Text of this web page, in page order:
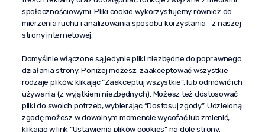
“Propaganda"
al. Komisji Edukacji Narodowej 51/U5
02-797 Warszawa
Pomoc
Dostawa
Moje konto
O firmie
społecznościowymi. Pliki cookie wykorzystujemy również do
mierzenia ruchu i analizowania sposobu korzystania z naszej
strony internetowej.
Domyślnie włączone są jedynie pliki niezbędne do poprawnego
działania strony. Poniżej możesz zaakceptować wszystkie
rodzaje plików, klikając “Zaakceptuj wszystkie”, lub odmówić ich
używania (z wyjątkiem niezbędnych). Możesz też dostosować
pliki do swoich potrzeb, wybierając “Dostosuj zgody”. Udzieloną
zgodę możesz w dowolnym momencie wycofać lub zmienić,
klikając w link “Ustawienia plików cookies” na dole strony.